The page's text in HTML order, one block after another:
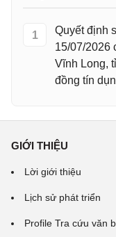
1
Quyết định
15/07/2026
Vĩnh Long,
đồng tín
GIỚI THIỆU
Lời giới thiệu
Lịch sử phát triển
Profile Tra cứu văn